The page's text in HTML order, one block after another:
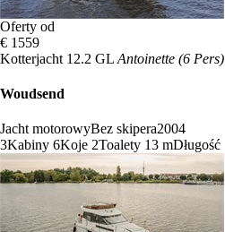
Oferty od
€ 1559
Kotterjacht 12.2 GL Antoinette (6 Pers)
Woudsend
Jacht motorowyBez skipera2004
3Kabiny 6Koje 2Toalety 13 mDługość